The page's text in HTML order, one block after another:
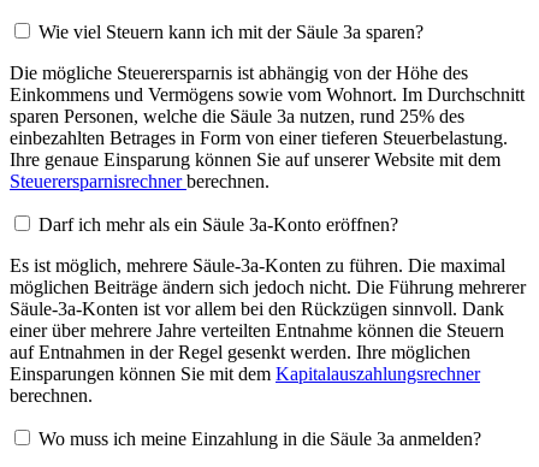
Wie viel Steuern kann ich mit der Säule 3a sparen?
Die mögliche Steuerersparnis ist abhängig von der Höhe des
Einkommens und Vermögens sowie vom Wohnort. Im Durchschnitt
sparen Personen, welche die Säule 3a nutzen, rund 25% des
einbezahlten Betrages in Form von einer tieferen Steuerbelastung.
Ihre genaue Einsparung können Sie auf unserer Website mit dem
Steuerersparnisrechnerberechnen.
Darf ich mehr als ein Säule 3a-Konto eröffnen?
Es ist möglich, mehrere Säule-3a-Konten zu führen. Die maximal
möglichen Beiträge ändern sich jedoch nicht. Die Führung mehrerer
Säule-3a-Konten ist vor allem bei den Rückzügen sinnvoll. Dank
einer über mehrere Jahre verteilten Entnahme können die Steuern
auf Entnahmen in der Regel gesenkt werden. Ihre möglichen
Einsparungen können Sie mit dem Kapitalauszahlungsrechner
berechnen.
Wo muss ich meine Einzahlung in die Säule 3a anmelden?